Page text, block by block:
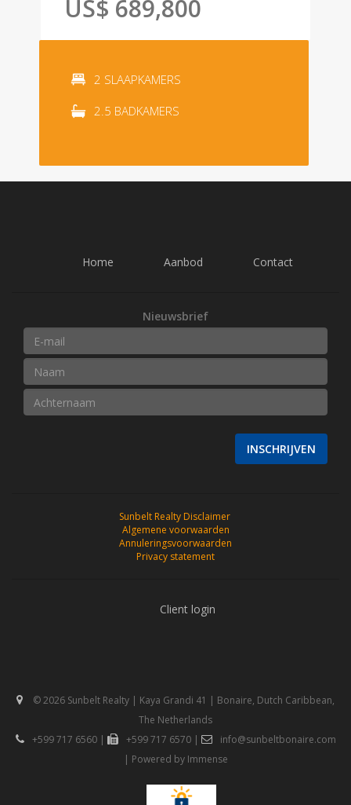
US$ 689,800
2 SLAAPKAMERS
2.5 BADKAMERS
Home Aanbod Contact
Nieuwsbrief
INSCHRIJVEN
Sunbelt Realty Disclaimer
Algemene voorwaarden
Annuleringsvoorwaarden
Privacy statement
Client login
© 2026 Sunbelt Realty | Kaya Grandi 41 | Bonaire, Dutch Caribbean,
The Netherlands
+599 717 6560| +599 717 6570|
info@sunbeltbonaire.com
| Powered by Immense